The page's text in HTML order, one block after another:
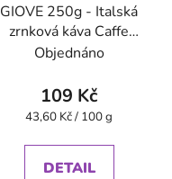
GIOVE 250g - Italská
zrnková káva Caffe
Pompeii
Objednáno
109 Kč
Měrná
43,60 Kč / 100 g
DETAIL